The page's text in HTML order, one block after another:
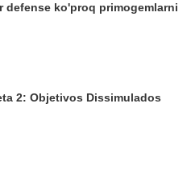
defense ko'proq primogemlarni
2: Objetivos Dissimulados